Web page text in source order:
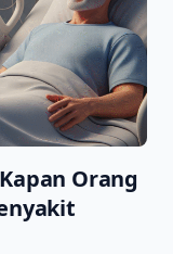
Orang